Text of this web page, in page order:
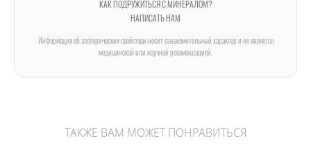
КАК ПОДРУЖИТЬСЯ С МИНЕРАЛОМ?
НАПИСАТЬ НАМ
Информация об эзотерических свойствах носит ознакомительный характер и не является
медицинской или научной рекомендацией.
ТАКЖЕ ВАМ МОЖЕТ ПОНРАВИТЬСЯ